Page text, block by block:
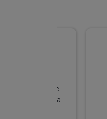
в феврале.
курса 3 месяца